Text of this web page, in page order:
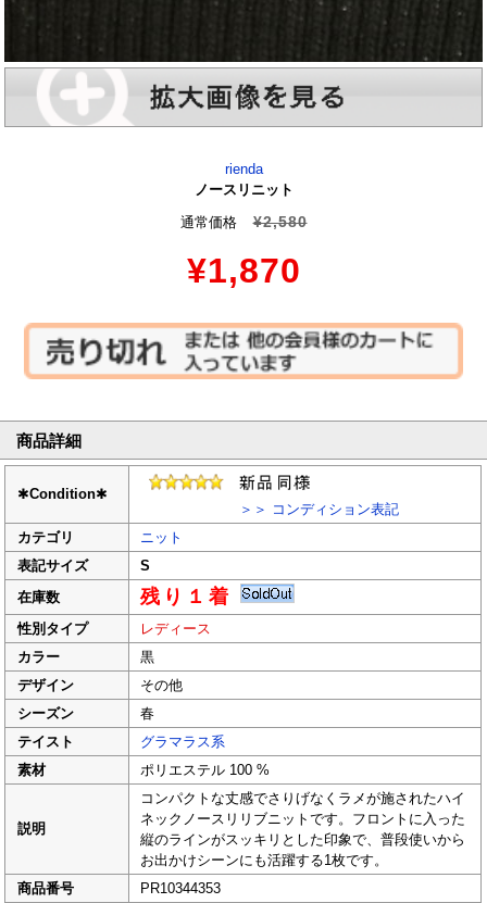
rienda
ノースリニット
通常価格
¥2,580
¥1,870
商品詳細
✱Condition✱
＞＞ コンディション表記
カテゴリ
ニット
表記サイズ
S
在庫数
残り１着
性別タイプ
レディース
カラー
黒
デザイン
その他
シーズン
春
テイスト
グラマラス系
素材
ポリエステル 100 %
説明
コンパクトな丈感でさりげなくラメが施されたハイ
ネックノースリリブニットです。フロントに入った
縦のラインがスッキリとした印象で、普段使いから
お出かけシーンにも活躍する1枚です。
商品番号
PR10344353